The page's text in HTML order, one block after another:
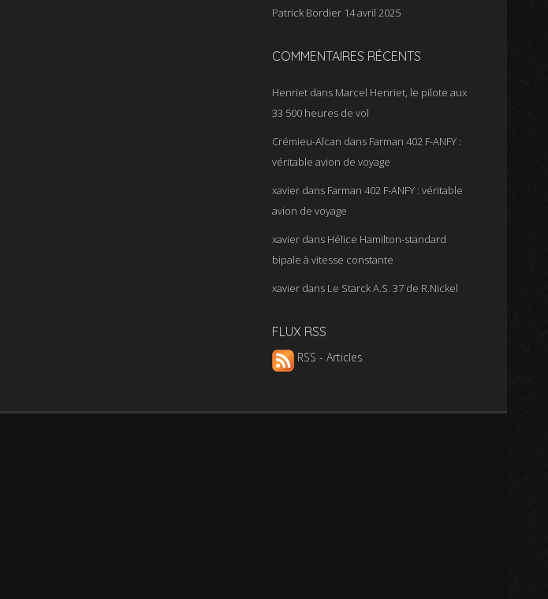
Patrick Bordier 14 avril 2025
COMMENTAIRES RÉCENTS
Henriet dans Marcel Henriet, le pilote aux
33 500 heures de vol
Crémieu-Alcan dans Farman 402 F-ANFY :
véritable avion de voyage
xavier dans Farman 402 F-ANFY : véritable
avion de voyage
xavier dans Hélice Hamilton-standard
bipale à vitesse constante
xavier dans Le Starck A.S. 37 de R.Nickel
FLUX RSS
RSS - Articles